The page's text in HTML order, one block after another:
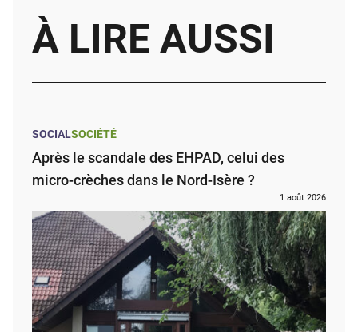
À LIRE AUSSI
SOCIALSOCIÉTÉ
Après le scandale des EHPAD, celui des
micro-crèches dans le Nord-Isère ?
1 août 2026